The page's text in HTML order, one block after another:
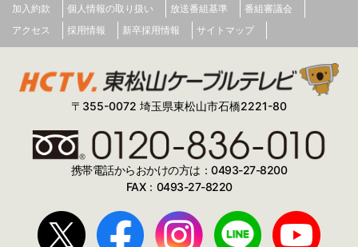
加入約款
個人情報の取り扱い 放送番組基準
番組審議会
アクセス
採用情報 新卒採用情報 サイトマップ
〒355-0072 埼玉県東松山市石橋2221-80
携帯電話からおかけの方は：0493-27-8200
FAX：0493-27-8220